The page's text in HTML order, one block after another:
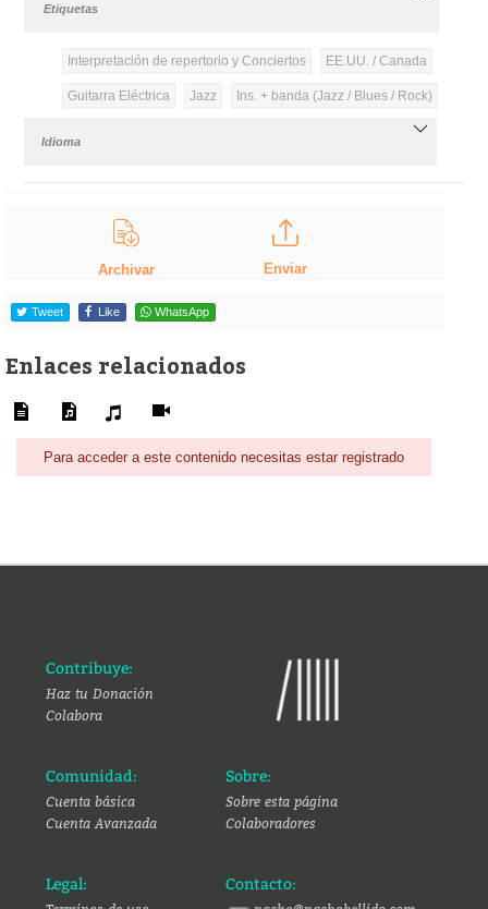
Etiquetas
Interpretación de repertorio y Conciertos EE.UU. / Canada
Guitarra Eléctrica Jazz Ins. + banda (Jazz / Blues / Rock)
Idioma
Archivar Enviar
Tweet Like WhatsApp
Enlaces relacionados
Para acceder a este contenido necesitas estar registrado
Contribuye:
Haz tu Donación
Colabora
Comunidad:
Cuenta básica
Cuenta Avanzada
Sobre:
Sobre esta página
Colaboradores
Legal: Contacto: